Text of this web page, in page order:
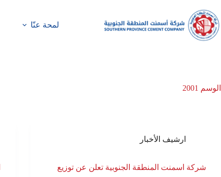
لمحة عنّا
الوسم
ارشيف الأخبار
شركة اسمنت المنطقة الجنوبية تعلن عن توزيع